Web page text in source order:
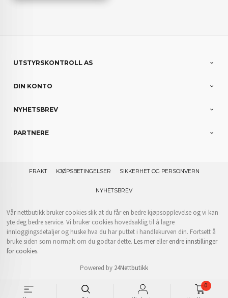
0
UTSTYRSKONTROLL AS
DIN KONTO
NYHETSBREV
PARTNERE
FRAKT KJØPSBETINGELSER SIKKERHET OG PERSONVERN
NYHETSBREV
Vår nettbutikk bruker cookies slik at du får en bedre kjøpsopplevelse og vi kan
yte deg bedre service. Vi bruker cookies hovedsaklig til å lagre
innloggingsdetaljer og huske hva du har puttet i handlekurven din. Fortsett å
bruke siden som normalt om du godtar dette. Les merellerendre innstillinger
for cookies.
Powered by 24Nettbutikk